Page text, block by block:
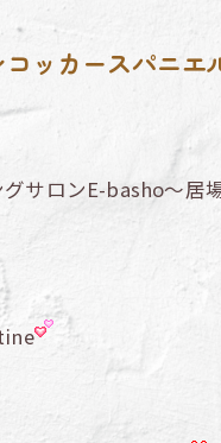
ッカースパニエ
サロンE-basho～居